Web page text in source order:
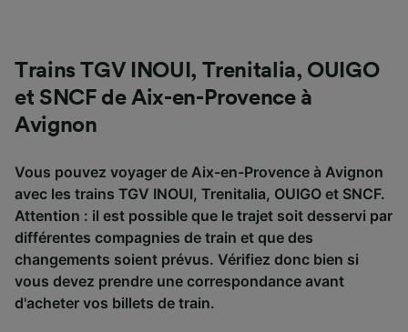
Trains TGV INOUI, Trenitalia, OUIGO
et SNCF de Aix-en-Provence à
Avignon
Vous pouvez voyager de Aix-en-Provence à Avignon
avec les trains TGV INOUI, Trenitalia, OUIGO et SNCF.
Attention : il est possible que le trajet soit desservi par
différentes compagnies de train et que des
changements soient prévus. Vérifiez donc bien si
vous devez prendre une correspondance avant
d'acheter vos billets de train.